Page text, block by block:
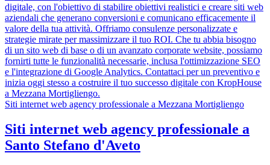
digitale, con l'obiettivo di stabilire obiettivi realistici e creare siti web
aziendali che generano conversioni e comunicano efficacemente il
valore della tua attività. Offriamo consulenze personalizzate e
strategie mirate per massimizzare il tuo ROI. Che tu abbia bisogno
di un sito web di base o di un avanzato corporate website, possiamo
fornirti tutte le funzionalità necessarie, inclusa l'ottimizzazione SEO
e l'integrazione di Google Analytics. Contattaci per un preventivo e
inizia oggi stesso a costruire il tuo successo digitale con KropHouse
a Mezzana Mortigliengo.
Siti internet web agency professionale a Mezzana Mortigliengo
Siti internet web agency professionale a
Santo Stefano d'Aveto